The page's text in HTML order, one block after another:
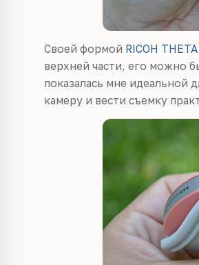
Своей формой RICOH THETA
верхней части, его можно
показалась мне идеальной
камеру и вести съемку